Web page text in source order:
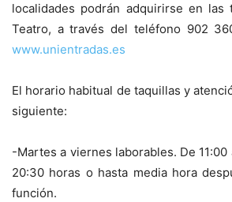
localidades podrán adquirirse en las
Teatro, a través del teléfono 902
www.unientradas.es
El horario habitual de taquillas y
siguiente:
-Martes a viernes laborables. De 11:00
20:30 horas o hasta media hora
función.